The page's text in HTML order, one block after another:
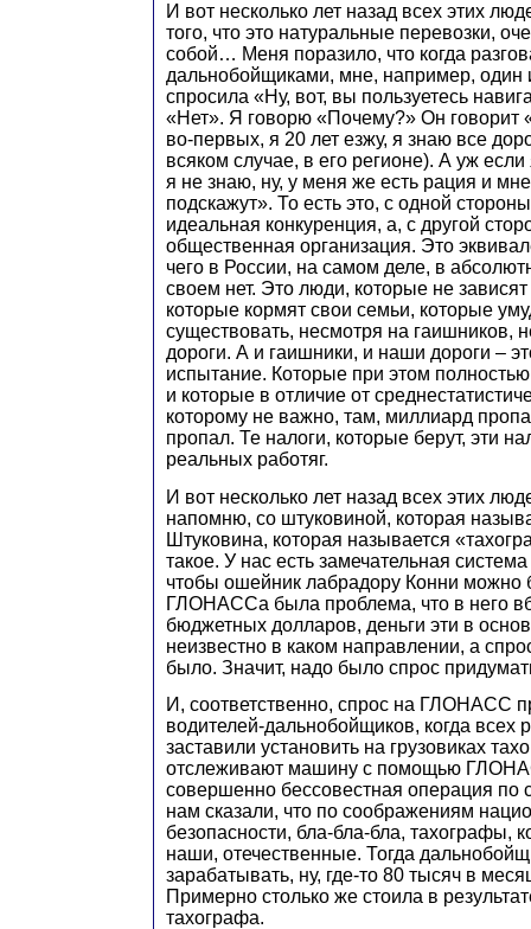
И вот несколько лет назад всех этих
того, что это натуральные перевозки,
собой… Меня поразило, что когда
дальнобойщиками, мне, например, один
спросила «Ну, вот, вы пользуетесь
«Нет». Я говорю «Почему?» Он говорит
во-первых, я 20 лет езжу, я знаю все
всяком случае, в его регионе). А уж если
я не знаю, ну, у меня же есть рация и
подскажут». То есть это, с одной
идеальная конкуренция, а, с другой
общественная организация. Это
чего в России, на самом деле, в
своем нет. Это люди, которые не зависят
которые кормят свои семьи, которые
существовать, несмотря на гаишников,
дороги. А и гаишники, и наши дороги –
испытание. Которые при этом
и которые в отличие от
которому не важно, там, миллиард
пропал. Те налоги, которые берут, эти
реальных работяг.
И вот несколько лет назад всех этих
напомню, со штуковиной, которая
Штуковина, которая называется
такое. У нас есть замечательная
чтобы ошейник лабрадору Конни можно
ГЛОНАССа была проблема, что в него
бюджетных долларов, деньги эти в
неизвестно в каком направлении, а
было. Значит, надо было спрос
И, соответственно, спрос на ГЛОНАСС
водителей-дальнобойщиков, когда всех
заставили установить на грузовиках
отслеживают машину с помощью
совершенно бессовестная операция по
нам сказали, что по соображениям
безопасности, бла-бла-бла, тахографы,
наши, отечественные. Тогда
зарабатывать, ну, где-то 80 тысяч в
Примерно столько же стоила в
тахографа.